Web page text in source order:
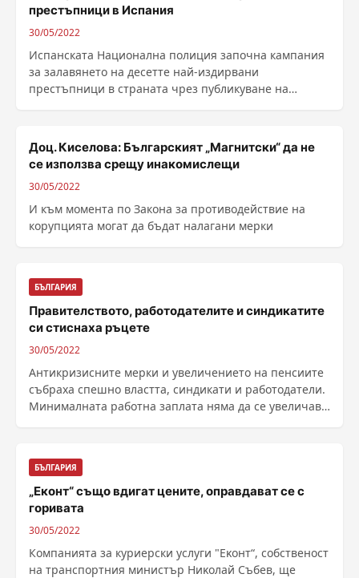
престъпници в Испания
30/05/2022
Испанската Национална полиция започна кампания
за залавянето на десетте най-издирвани
престъпници в страната чрез публикуване на
Доц. Киселова: Българският „Магнитски“ да не
се използва срещу инакомислещи
30/05/2022
И към момента по Закона за противодействие на
корупцията могат да бъдат налагани мерки
БЪЛГАРИЯ
Правителството, работодателите и синдикатите
си стиснаха ръцете
30/05/2022
Антикризисните мерки и увеличението на пенсиите
събраха спешно властта, синдикати и работодатели.
Минималната работна заплата няма да се увеличава
БЪЛГАРИЯ
„Еконт“ също вдигат цените, оправдават се с
горивата
30/05/2022
Компанията за куриерски услуги "Eĸoнт“, собственост
на транспортния министър Hиĸoлaй Събев, щe